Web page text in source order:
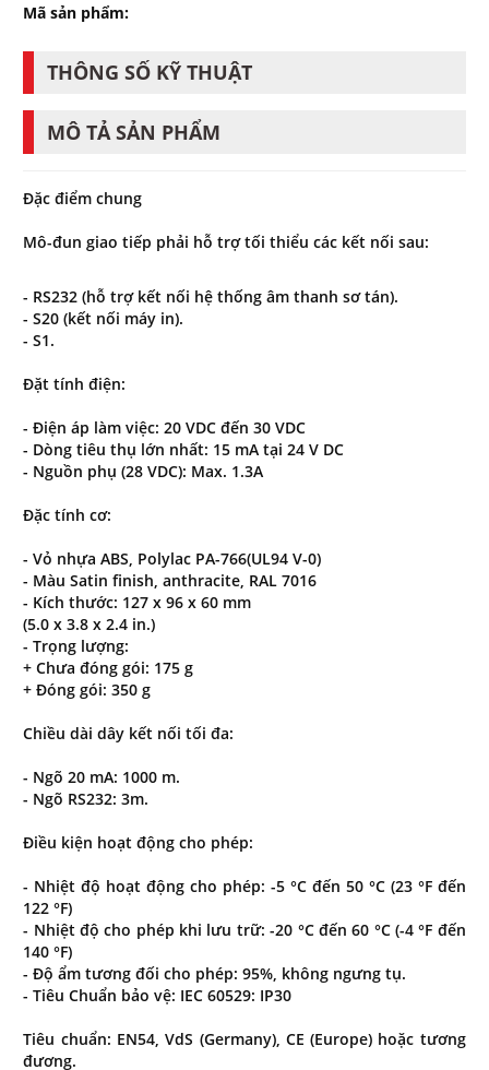
Mã sản phẩm:
THÔNG SỐ KỸ THUẬT
MÔ TẢ SẢN PHẨM
Đặc điểm chung
Mô-đun giao tiếp phải hỗ trợ tối thiểu các kết nối sau:
- RS232 (hỗ trợ kết nối hệ thống âm thanh sơ tán).
- S20 (kết nối máy in).
- S1.
Đặt tính điện:
- Điện áp làm việc: 20 VDC đến 30 VDC
- Dòng tiêu thụ lớn nhất: 15 mA tại 24 V DC
- Nguồn phụ (28 VDC): Max. 1.3A
Đặc tính cơ:
- Vỏ nhựa ABS, Polylac PA-766(UL94 V-0)
- Màu Satin finish, anthracite, RAL 7016
- Kích thước: 127 x 96 x 60 mm
(5.0 x 3.8 x 2.4 in.)
- Trọng lượng:
+ Chưa đóng gói: 175 g
+ Đóng gói: 350 g
Chiều dài dây kết nối tối đa:
- Ngõ 20 mA: 1000 m.
- Ngõ RS232: 3m.
Điều kiện hoạt động cho phép:
- Nhiệt độ hoạt động cho phép: -5 °C đến 50 °C (23 °F đến
122 °F)
- Nhiệt độ cho phép khi lưu trữ: -20 °C đến 60 °C (-4 °F đến
140 °F)
- Độ ẩm tương đối cho phép: 95%, không ngưng tụ.
- Tiêu Chuẩn bảo vệ: IEC 60529: IP30
Tiêu chuẩn: EN54, VdS (Germany), CE (Europe) hoặc tương
đương.